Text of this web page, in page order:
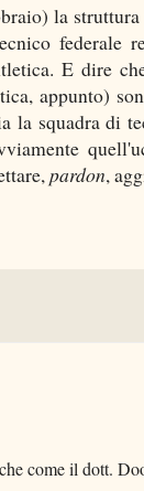
la
federale
E dire
appunto)
la squadra di
pardon,
come il dott.